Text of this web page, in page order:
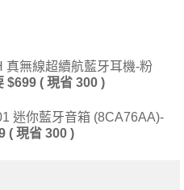
真無線超續航藍牙耳機-粉
$699 ( 現省 300 )
迷你藍牙音箱 (8CA76AA)-
( 現省 300 )